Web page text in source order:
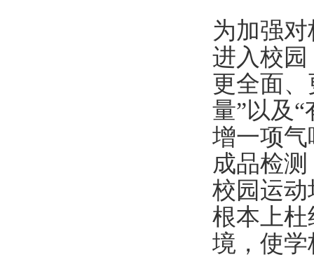
为加强
进入校园
更全面
量”以及
增一项
成品检
校园运
根本上杜
境，使